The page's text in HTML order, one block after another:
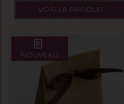
VOIR LE PRODUIT
NOUVEAU